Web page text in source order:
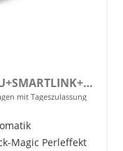
60 SHZ+ACC+KAMERA+19" ALU+SMARTLINK+KLIMA+LED
mit Tageszulassung
Magic Perleffekt